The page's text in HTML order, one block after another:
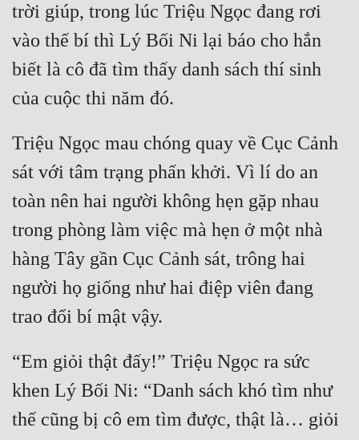
Huyền Ảo
Hài Hước
Hệ Thống
Khoa Huyễn Không Gian
Kinh Dị
Kiếm Hiệp
Kỳ Huyễn
Kỳ Ảo
Làm Giàu
Lịch Sử
trời giúp, trong lúc Triệu Ngọc đang rơi
vào thế bí thì Lý Bối Ni lại báo cho hắn
biết là cô đã tìm thấy danh sách thí sinh
Triệu Ngọc mau chóng quay về Cục Cảnh
sát với tâm trạng phấn khởi. Vì lí do an
toàn nên hai người không hẹn gặp nhau
trong phòng làm việc mà hẹn ở một nhà
hàng Tây gần Cục Cảnh sát, trông hai
người họ giống như hai điệp viên đang
“Em giỏi thật đấy!” Triệu Ngọc ra sức
khen Lý Bối Ni: “Danh sách khó tìm như
thế cũng bị cô em tìm được, thật là… giỏi